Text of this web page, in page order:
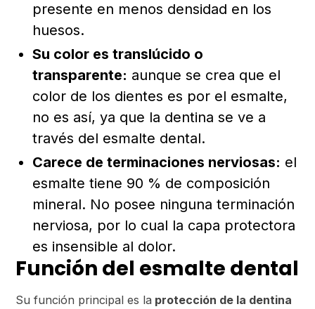
presente en menos densidad en los
huesos.
Su color es translúcido o
transparente: aunque se crea que el
color de los dientes es por el esmalte,
no es así, ya que la dentina se ve a
través del esmalte dental.
Carece de terminaciones nerviosas: el
esmalte tiene 90 % de composición
mineral. No posee ninguna terminación
nerviosa, por lo cual la capa protectora
es insensible al dolor.
Función del esmalte dental
Su función principal es la protección de la dentina